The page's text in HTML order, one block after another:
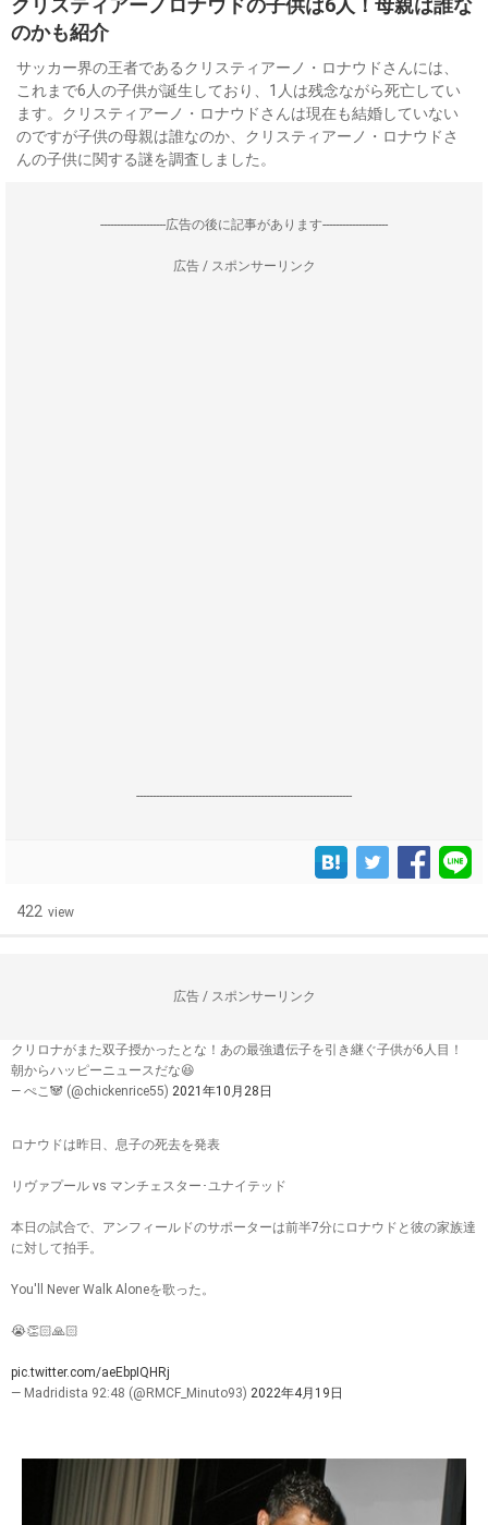
クリスティアーノロナウドの子供は6人！母親は誰な
のかも紹介
サッカー界の王者であるクリスティアーノ・ロナウドさんには、
これまで6人の子供が誕生しており、1人は残念ながら死亡してい
ます。クリスティアーノ・ロナウドさんは現在も結婚していない
のですが子供の母親は誰なのか、クリスティアーノ・ロナウドさ
んの子供に関する謎を調査しました。
--------------------広告の後に記事があります--------------------
広告 / スポンサーリンク
------------------------------------------------------------------
422 view
広告 / スポンサーリンク
クリロナがまた双子授かったとな！あの最強遺伝子を引き継ぐ子供が6人目！
朝からハッピーニュースだな😆
— ぺこ🐼 (@chickenrice55) 2021年10月28日
ロナウドは昨日、息子の死去を発表
リヴァプール vs マンチェスター･ユナイテッド
本日の試合で、アンフィールドのサポーターは前半7分にロナウドと彼の家族達
に対して拍手。
You'll Never Walk Aloneを歌った。
😭👏🏻🙏🏻
pic.twitter.com/aeEbpIQHRj
— Madridista 92:48 (@RMCF_Minuto93) 2022年4月19日